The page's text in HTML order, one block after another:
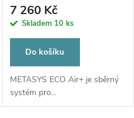
EXCHANGE KIT!
7 260 Kč
Skladem 10 ks
Do košíku
METASYS ECO Air+ je sběrný
systém pro...